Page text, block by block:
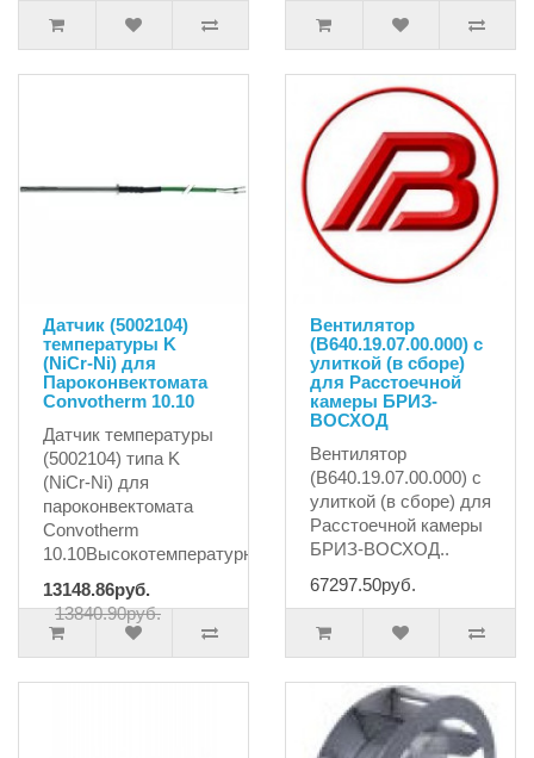
Датчик (5002104)
температуры K
(NiCr-Ni) для
Пароконвектомата
Convotherm 10.10
Датчик температуры
(5002104) типа K
(NiCr-Ni) для
пароконвектомата
Convotherm
10.10Высокотемпературн..
13148.86руб.
13840.90руб.
Вентилятор
(В640.19.07.00.000) с
улиткой (в сборе)
для Расстоечной
камеры БРИЗ-
ВОСХОД
Вентилятор
(В640.19.07.00.000) с
улиткой (в сборе) для
Расстоечной камеры
БРИЗ-ВОСХОД..
67297.50руб.